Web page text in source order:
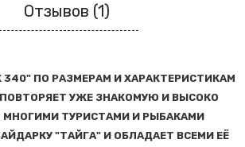
Отзывов (1)
340" ПО РАЗМЕРАМ И ХАРАКТЕРИСТИКАМ
УЖЕ ЗНАКОМУЮ И ВЫСОКО
ТУРИСТАМИ И РЫБАКАМИ
"ТАЙГА" И ОБЛАДАЕТ ВСЕМИ ЕЁ